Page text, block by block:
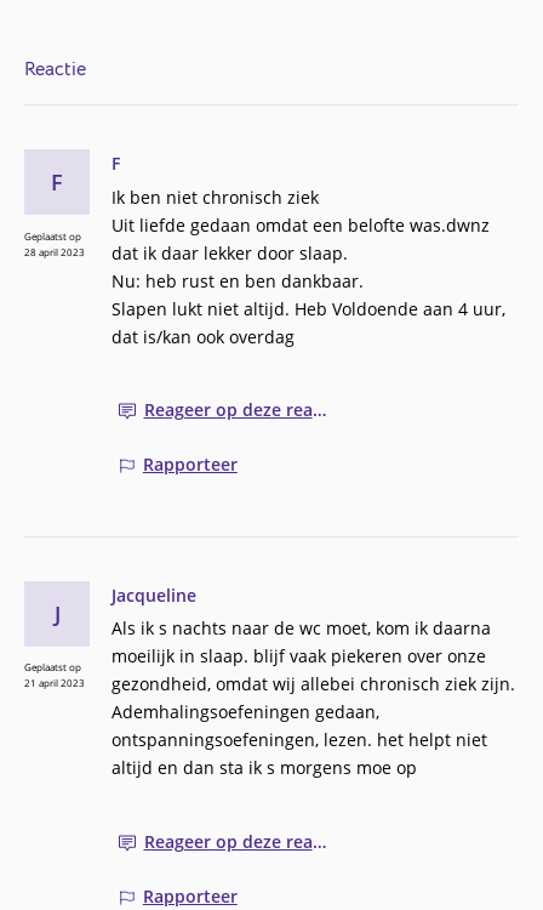
Reactie
F
Ik ben niet chronisch ziek
Uit liefde gedaan omdat een belofte was.dwnz
dat ik daar lekker door slaap.
Nu: heb rust en ben dankbaar.
Slapen lukt niet altijd. Heb Voldoende aan 4 uur,
dat is/kan ook overdag
Reageer op deze reactie
Rapporteer
F
Geplaatst op
28 april 2023
Jacqueline
Als ik s nachts naar de wc moet, kom ik daarna
moeilijk in slaap. blijf vaak piekeren over onze
gezondheid, omdat wij allebei chronisch ziek zijn.
Ademhalingsoefeningen gedaan,
ontspanningsoefeningen, lezen. het helpt niet
altijd en dan sta ik s morgens moe op
Reageer op deze reactie
Rapporteer
J
Geplaatst op
21 april 2023